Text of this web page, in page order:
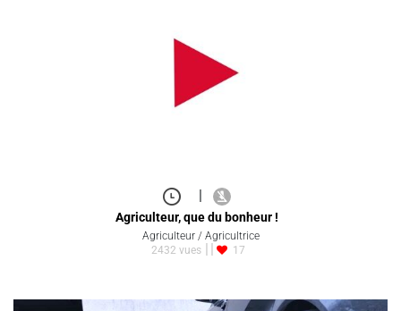
|
Agriculteur, que du bonheur !
Agriculteur / Agricultrice
2432 vues
17